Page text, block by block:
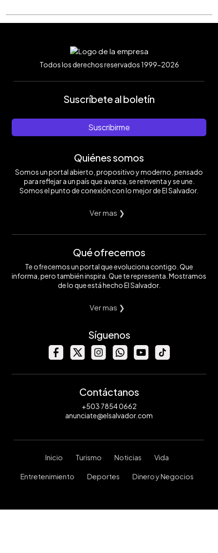
Todos los derechos reservados 1999-2026
Suscríbete al boletín
Suscribirme
Quiénes somos
Somos un portal abierto, propositivo y moderno, pensado
para reflejar a un país que avanza, se reinventa y se une.
Somos el punto de conexión con lo mejor de El Salvador.
Ver mas ❯
Qué ofrecemos
Te ofrecemos un portal que evoluciona contigo. Que
informa, pero también inspira. Que te representa. Mostramos
de lo que está hecho El Salvador.
Ver mas ❯
Síguenos
Contáctanos
+503 7854 0662
anunciate@elsalvador.com
Inicio Turismo Noticias Vida
Entretenimiento Deportes Dinero y Negocios